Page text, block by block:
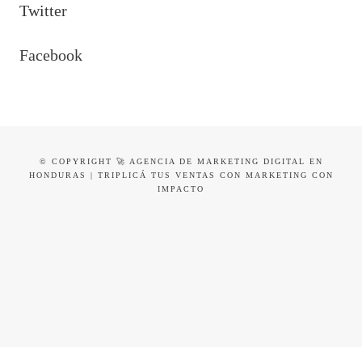
Twitter
Facebook
© COPYRIGHT 🚀 AGENCIA DE MARKETING DIGITAL EN
HONDURAS | TRIPLICÁ TUS VENTAS CON MARKETING CON
IMPACTO